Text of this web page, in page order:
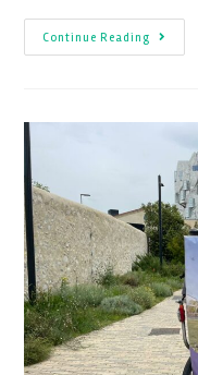
Continue Reading